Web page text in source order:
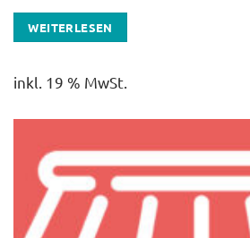
WEITERLESEN
inkl. 19 % MwSt.